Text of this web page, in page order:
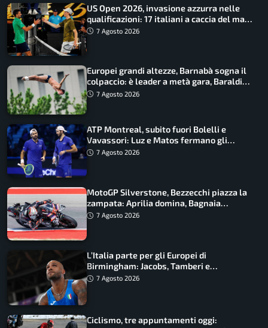
US Open 2026, invasione azzurra nelle
qualificazioni: 17 italiani a caccia del main
draw7 Agosto 2026
Europei grandi altezze, Barnabà sogna il
colpaccio: è leader a metà gara, Baraldi
ancora in corsa
7 Agosto 2026
ATP Montreal, subito fuori Bolelli e
Vavassori: Luz e Matos fermano gli
azzurri
7 Agosto 2026
MotoGP Silverstone, Bezzecchi piazza la
zampata: Aprilia domina, Bagnaia
costretto al Q1
7 Agosto 2026
L’Italia parte per gli Europei di
Birmingham: Jacobs, Tamberi e
Battocletti guidano una spedizione
7 Agosto 2026
Ciclismo, tre appuntamenti oggi: